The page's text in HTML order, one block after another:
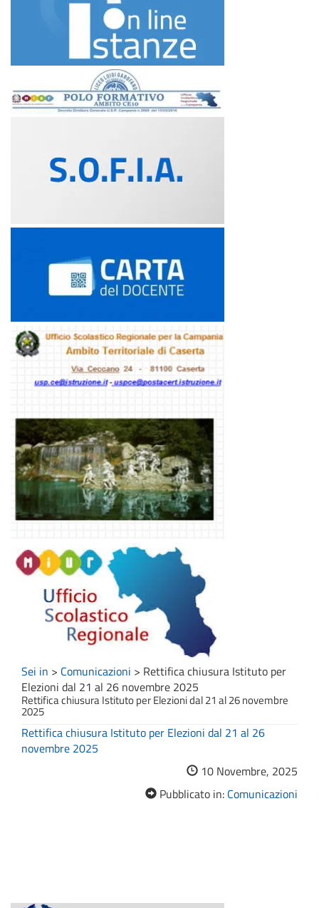
Sei in > Comunicazioni > Rettifica chiusura Istituto per
Elezioni dal 21 al 26 novembre 2025
Rettifica chiusura Istituto per Elezioni dal 21 al 26 novembre
2025
Rettifica chiusura Istituto per Elezioni dal 21 al 26
novembre 2025
10 Novembre, 2025
Pubblicato in: Comunicazioni